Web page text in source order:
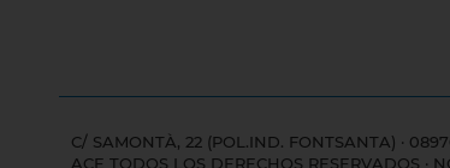
C/ SAMONTÀ, 22 (POL.IND. FONTSANTA) ·
ACE TODOS LOS DERECHOS RESERVADOS ·